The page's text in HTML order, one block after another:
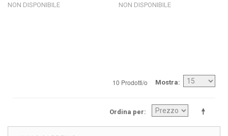
NON DISPONIBILE NON DISPONIBILE
10 Prodotti/o Mostra
Ordina per